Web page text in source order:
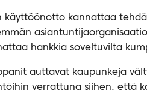
käyttöönotto kannattaa
hankkia soveltuvilta
auttavat kaupunkeja
verrattuna siihen, että